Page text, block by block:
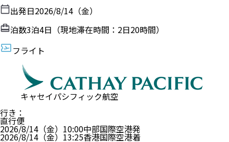
出発日2026/8/14（金）
泊数3泊4日（現地滞在時間： 2日20時間）
フライト
キャセイパシフィック航空
行き ：
直行便
2026/8/14（金） 10:00中部国際空港発
2026/8/14（金） 13:25香港国際空港着